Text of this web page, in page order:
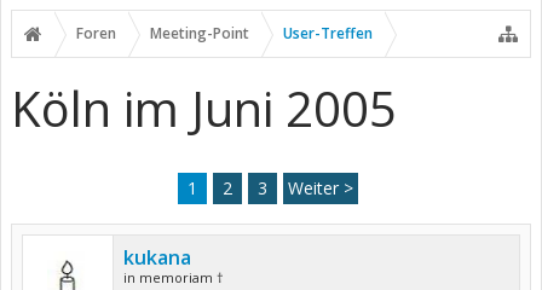
Foren Meeting-Point User-Treffen
Köln im Juni 2005
1 2 3 Weiter >
kukana
in memoriam †